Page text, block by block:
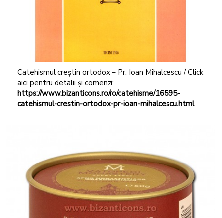
Catehismul creștin ortodox – Pr. Ioan Mihalcescu / Click
aici pentru detalii și comenzi:
https://www.bizanticons.ro/ro/catehisme/16595-
catehismul-crestin-ortodox-pr-ioan-mihalcescu.html